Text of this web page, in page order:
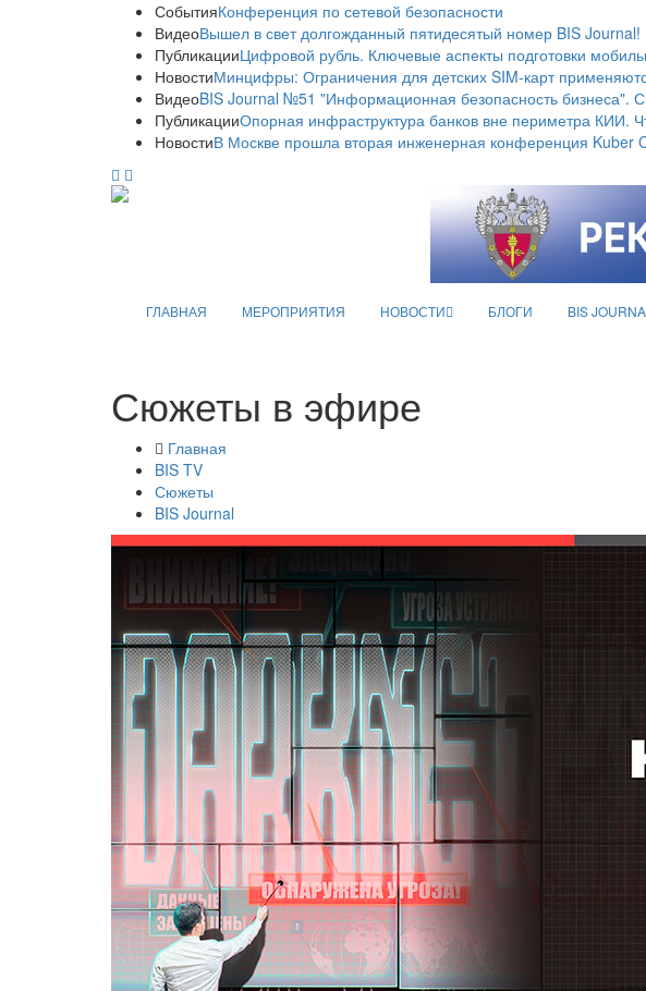
СобытияКонференция по сетевой безопасности
ВидеоВышел в свет долгожданный пятидесятый номер BIS Journal!
ПубликацииЦифровой рубль. Ключевые аспекты подготовки
НовостиМинцифры: Ограничения для детских SIM-карт
ВидеоBIS Journal №51 "Информационная безопасность бизнеса".
ПубликацииОпорная инфраструктура банков вне периметра КИИ.
НовостиВ Москве прошла вторая инженерная конференция Kuber
ГЛАВНАЯ МЕРОПРИЯТИЯ НОВОСТИ БЛОГИ BIS
Сюжеты в эфире
Главная
BIS TV
Сюжеты
BIS Journal